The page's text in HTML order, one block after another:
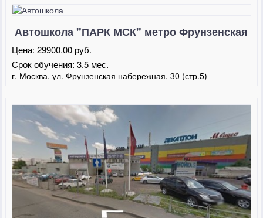
Автошкола "ПАРК МСК" метро Фрунзенская
Цена:29900.00 руб.
Срок обучения:3.5 мес.
г. Москва, ул. Фрунзенская набережная, 30 (стр.5)